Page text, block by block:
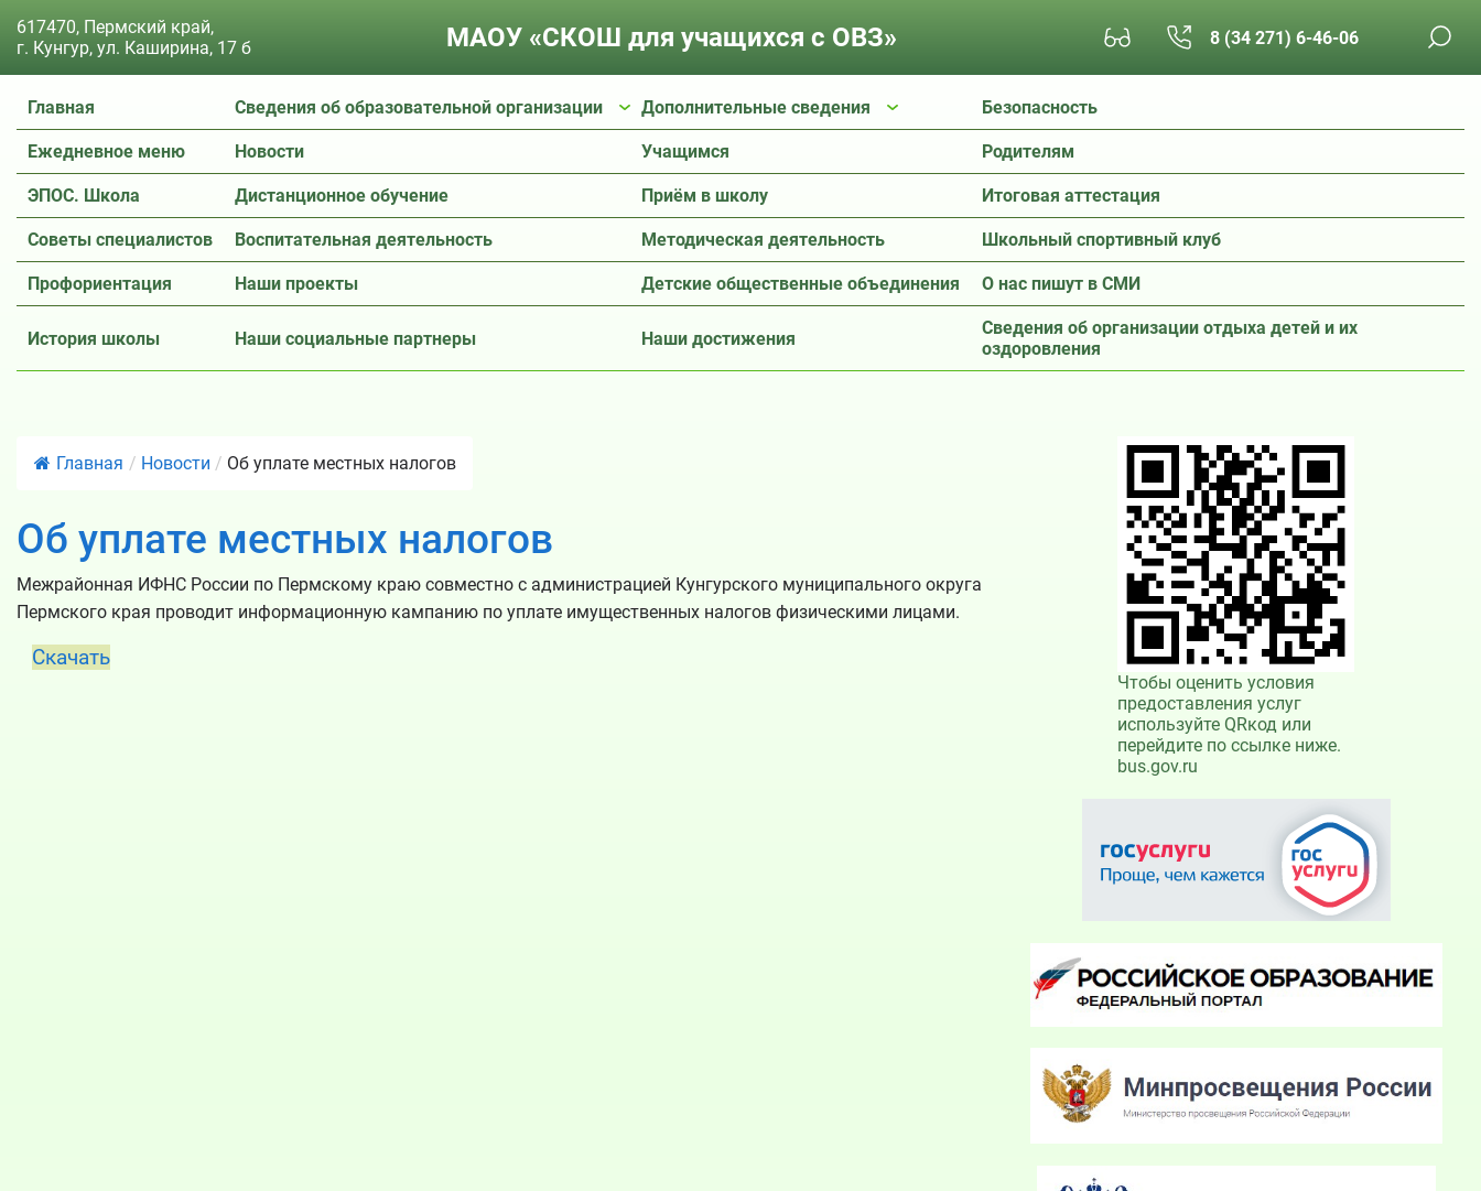
617470, Пермский край,
г. Кунгур, ул. Каширина, 17 б
МАОУ «СКОШ для учащихся с ОВЗ» 8 (34 271) 6-46-06
Главная Сведения об образовательной организации Дополнительные сведения Безопасность
Ежедневное меню Новости Учащимся Родителям
ЭПОС. Школа Дистанционное обучение Приём в школу Итоговая аттестация
Советы специалистов Воспитательная деятельность Методическая деятельность Школьный спортивный клуб
Профориентация Наши проекты Детские общественные объединения О нас пишут в СМИ
История школы Наши социальные партнеры Наши достижения
Сведения об организации отдыха детей и их
оздоровления
Главная / Новости / Об уплате местных налогов
Об уплате местных налогов
Межрайонная ИФНС России по Пермскому краю совместно с администрацией Кунгурского муниципального округа
Пермского края проводит информационную кампанию по уплате имущественных налогов физическими лицами.
Скачать
Чтобы оценить условия
предоставления услуг
используйте QRкод или
перейдите по ссылке ниже.
bus.gov.ru